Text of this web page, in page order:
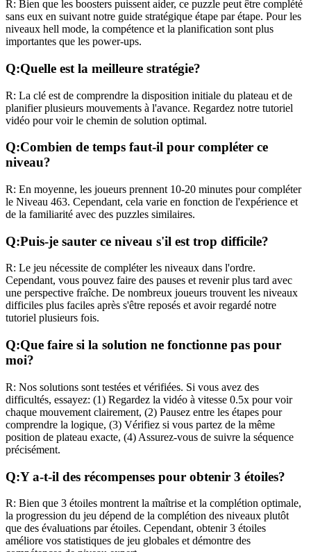
R: Bien que les boosters puissent aider, ce puzzle peut être complété
sans eux en suivant notre guide stratégique étape par étape. Pour les
niveaux hell mode, la compétence et la planification sont plus
importantes que les power-ups.
Q:Quelle est la meilleure stratégie?
R: La clé est de comprendre la disposition initiale du plateau et de
planifier plusieurs mouvements à l'avance. Regardez notre tutoriel
vidéo pour voir le chemin de solution optimal.
Q:Combien de temps faut-il pour compléter ce
niveau?
R: En moyenne, les joueurs prennent 10-20 minutes pour compléter
le Niveau 463. Cependant, cela varie en fonction de l'expérience et
de la familiarité avec des puzzles similaires.
Q:Puis-je sauter ce niveau s'il est trop difficile?
R: Le jeu nécessite de compléter les niveaux dans l'ordre.
Cependant, vous pouvez faire des pauses et revenir plus tard avec
une perspective fraîche. De nombreux joueurs trouvent les niveaux
difficiles plus faciles après s'être reposés et avoir regardé notre
tutoriel plusieurs fois.
Q:Que faire si la solution ne fonctionne pas pour
moi?
R: Nos solutions sont testées et vérifiées. Si vous avez des
difficultés, essayez: (1) Regardez la vidéo à vitesse 0.5x pour voir
chaque mouvement clairement, (2) Pausez entre les étapes pour
comprendre la logique, (3) Vérifiez si vous partez de la même
position de plateau exacte, (4) Assurez-vous de suivre la séquence
précisément.
Q:Y a-t-il des récompenses pour obtenir 3 étoiles?
R: Bien que 3 étoiles montrent la maîtrise et la complétion optimale,
la progression du jeu dépend de la complétion des niveaux plutôt
que des évaluations par étoiles. Cependant, obtenir 3 étoiles
améliore vos statistiques de jeu globales et démontre des